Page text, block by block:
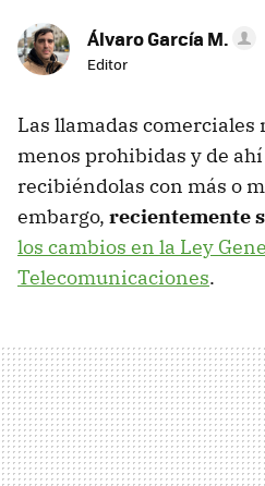
Álvaro García M.
Editor
Las llamadas comerciales
menos prohibidas y de
recibiéndolas con más o
embargo, recientemente
los cambios en la Ley
Telecomunicaciones.